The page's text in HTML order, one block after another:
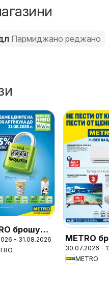
Пармиджано реджано
брошура
на ниво
- 31.08.2026
METRO
-
стоки
30.07.2026 -
METRO